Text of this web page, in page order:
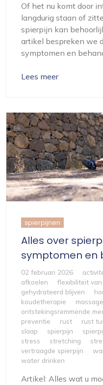
Of het nu komt door
langdurig staan of
spierpijn kan
artikel bespreken we
symptomen en
Lees meer
spierpijnen
Alles over
symptomen en
02 februari 2026
afkoelen
flexibiliteit
gehydrateerd blijven
koudetherapie
massage
ontstekingsremmende
preventie
rust
rust
slaap
spierpijn
stress
stretching
vertraagde spierpijn
water drinken
Artikel: Alles wat u